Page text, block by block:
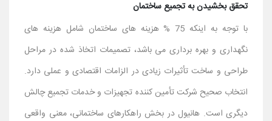
تحقق بخشیدن به تجمیع ساختمان
با توجه به اینکه 75 % هزینه های ساختمان شامل هزینه های
نگهداری و بهره برداری می باشد، تصمیمات اتخاذ شده در مراحل
طراحی و ساخت تأثیرات زیادی در الزامات اقتصادی و عملی دارد.
انتخاب صحیح شرکت تأمین کننده تجهیزات و خدمات تجمیع چالش
دیگری است. هانیول در بخش راهکارهای ساختمانی، معنی واقعی